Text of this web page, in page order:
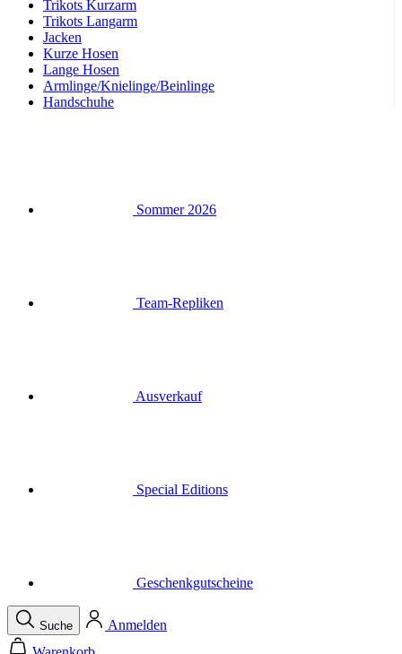
Armlinge/Knielinge/Beinlinge
Handschuhe
Ihr Warenkorb ist leer
Menü Schließen
Suche